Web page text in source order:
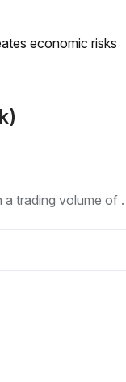
economic risks
a trading volume of .